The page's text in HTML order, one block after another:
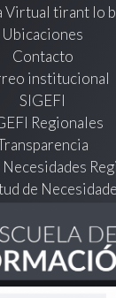
Virtual tirant lo
Ubicaciones
Contacto
institucional
SIGEFI
Regionales
de